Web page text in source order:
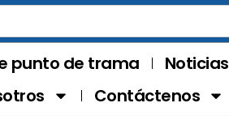
punto de trama Noticias
Contáctenos